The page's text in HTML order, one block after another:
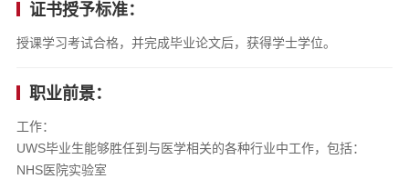
证书授予标准：
授课学习考试合格，并完成毕业论文后，获得学士学位。
职业前景：
工作：
UWS毕业生能够胜任到与医学相关的各种行业中工作，包括：
NHS医院实验室